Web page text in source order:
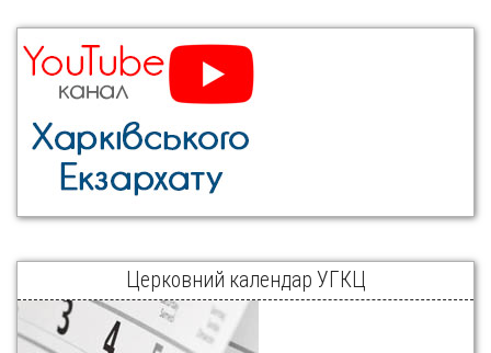
Церковний календар УГКЦ